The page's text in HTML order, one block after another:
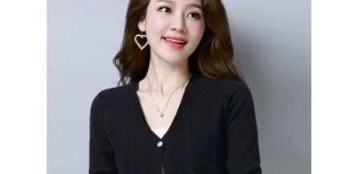
韩国ファンシーショ
ーショー春の黒い上
です。